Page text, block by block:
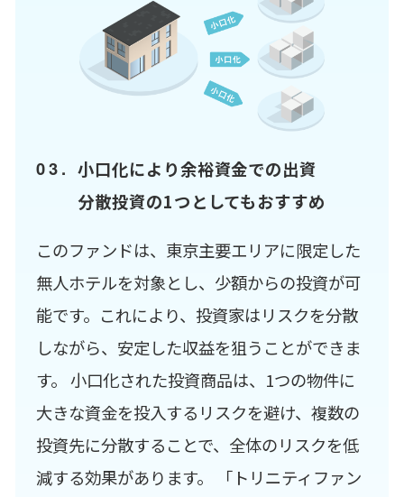
小口化により余裕資金での出資
分散投資の1つとしてもおすすめ
このファンドは、東京主要エリアに限定した
無人ホテルを対象とし、少額からの投資が可
能です。これにより、投資家はリスクを分散
しながら、安定した収益を狙うことができま
す。 小口化された投資商品は、1つの物件に
大きな資金を投入するリスクを避け、複数の
投資先に分散することで、全体のリスクを低
減する効果があります。 「トリニティファン